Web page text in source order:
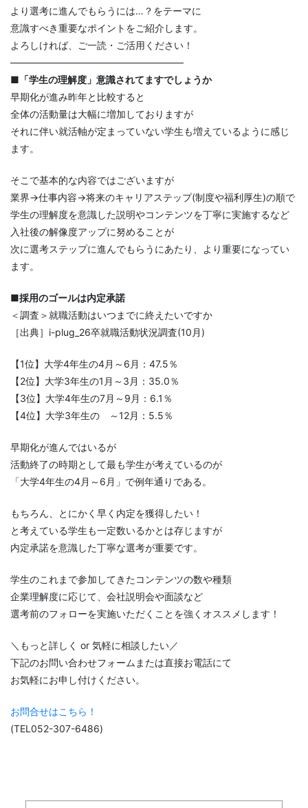
より選考に進んでもらうには…？をテーマに
意識すべき重要なポイントをご紹介します。
よろしければ、ご一読・ご活用ください！
——————————————————
■「学生の理解度」意識されてますでしょうか
早期化が進み昨年と比較すると
全体の活動量は大幅に増加しておりますが
それに伴い就活軸が定まっていない学生も増えているように感じ
ます。
そこで基本的な内容ではございますが
業界→仕事内容→将来のキャリアステップ(制度や福利厚生)の順で
学生の理解度を意識した説明やコンテンツを丁寧に実施するなど
入社後の解像度アップに努めることが
次に選考ステップに進んでもらうにあたり、より重要になってい
ます。
■採用のゴールは内定承諾
＜調査＞就職活動はいつまでに終えたいですか
［出典］i-plug_26卒就職活動状況調査(10月)
【1位】大学4年生の4月～6月：47.5％
【2位】大学3年生の1月～3月：35.0％
【3位】大学4年生の7月～9月：6.1％
【4位】大学3年生の ～12月：5.5％
早期化が進んではいるが
活動終了の時期として最も学生が考えているのが
「大学4年生の4月～6月」で例年通りである。
もちろん、とにかく早く内定を獲得したい！
と考えている学生も一定数いるかとは存じますが
内定承諾を意識した丁寧な選考が重要です。
学生のこれまで参加してきたコンテンツの数や種類
企業理解度に応じて、会社説明会や面談など
選考前のフォローを実施いただくことを強くオススメします！
＼もっと詳しく or 気軽に相談したい／
下記のお問い合わせフォームまたは直接お電話にて
お気軽にお申し付けください。
お問合せはこちら！
(TEL052-307-6486)